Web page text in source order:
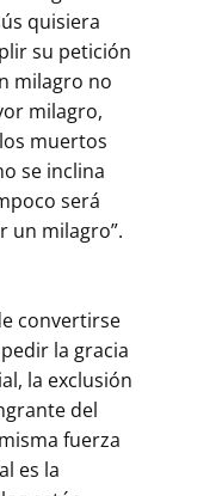
quisiera
su petición
milagro no
milagro,
muertos
se inclina
será
un milagro”.
convertirse
la gracia
la exclusión
del
fuerza
es la